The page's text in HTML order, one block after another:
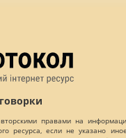
правами на
ресурса, если не указано